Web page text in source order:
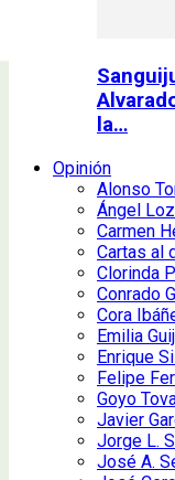
la…
Opinión
Alonso
Ángel
Carmen
Cartas al
Clorinda
Conrado
Cora
Emilia
Enrique
Felipe
Goyo
Javier
Jorge L.
José A.